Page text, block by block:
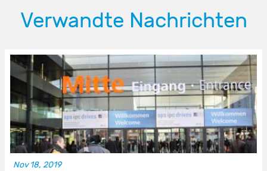
Verwandte Nachrichten
Nov 18, 2019